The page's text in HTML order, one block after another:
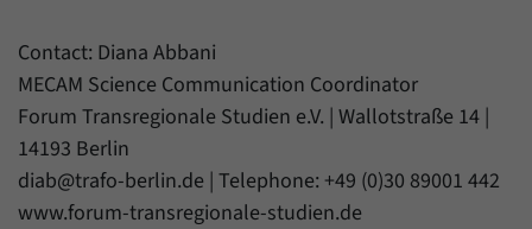
Contact: Diana Abbani
MECAM Science Communication Coordinator
Forum Transregionale Studien e.V. | Wallotstraße 14 |
14193 Berlin
diab@trafo-berlin.de | Telephone: +49 (0)30 89001 442
www.forum-transregionale-studien.de